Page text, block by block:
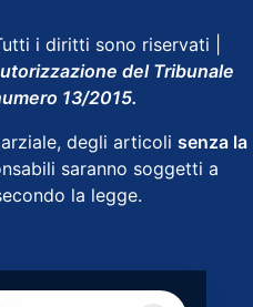
i diritti sono riservati |
del Tribunale
13/2015.
degli articoli senza la
saranno soggetti a
la legge.